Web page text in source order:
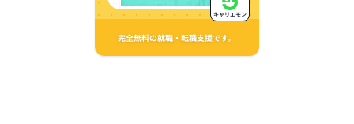
完全無料の就職・転職支援です。
キャリエモン